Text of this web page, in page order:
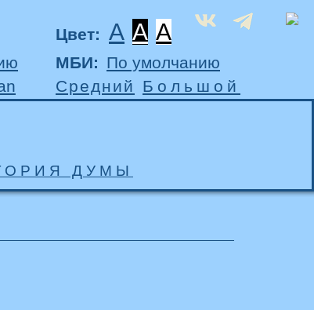
Цвет: A A A
МБИ: По умолчанию
Средний Большой
ДУМЫ